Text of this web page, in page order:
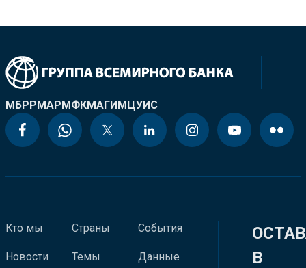
МБРРМАРМФКМАГИМЦУИС
Кто мы
Новости
Страны
Темы
События
Данные
В